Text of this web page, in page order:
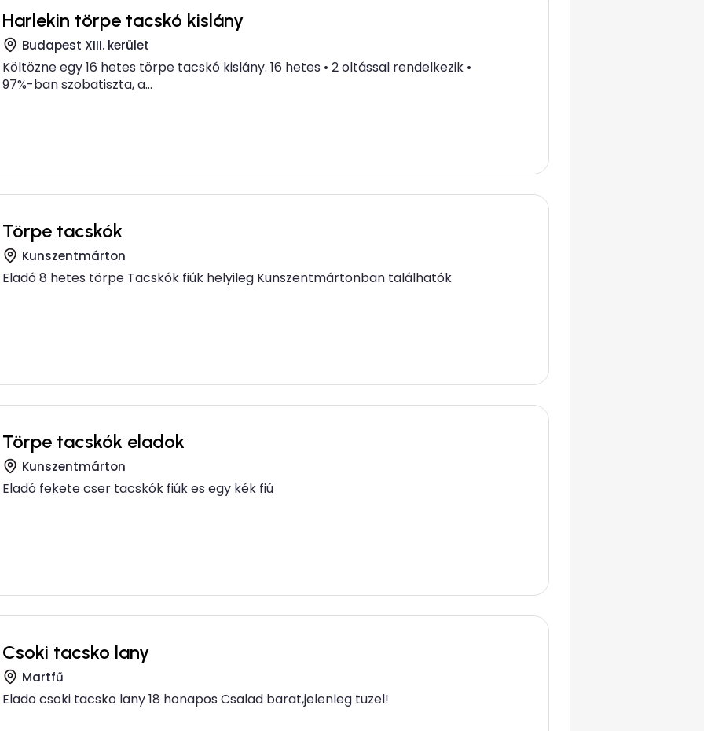
Harlekin törpe tacskó kislány
Budapest XIII. kerület
Költözne egy 16 hetes törpe tacskó kislány. 16 hetes • 2 oltással rendelkezik •
97%-ban szobatiszta, a...
Törpe tacskók
Kunszentmárton
Eladó 8 hetes törpe Tacskók fiúk helyileg Kunszentmártonban találhatók
Törpe tacskók eladok
Kunszentmárton
Eladó fekete cser tacskók fiúk es egy kék fiú
Csoki tacsko lany
Martfű
Elado csoki tacsko lany 18 honapos Csalad barat,jelenleg tuzel!